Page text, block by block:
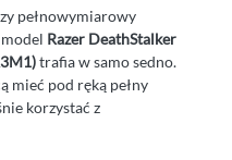
pełnowymiarowy
Razer DeathStalker
trafia w samo sedno.
mieć pod ręką pełny
korzystać z